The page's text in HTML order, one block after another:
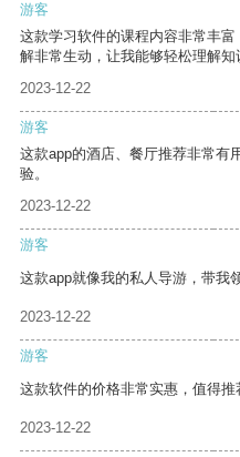
游客
这款学习软件的课程内容非常丰
解非常生动，让我能够轻松理解知
2023-12-22
游客
这款app的酒店、餐厅推荐非常有
验。
2023-12-22
游客
这款app就像我的私人导游，带我
2023-12-22
游客
这款软件的价格非常实惠，值得推
2023-12-22